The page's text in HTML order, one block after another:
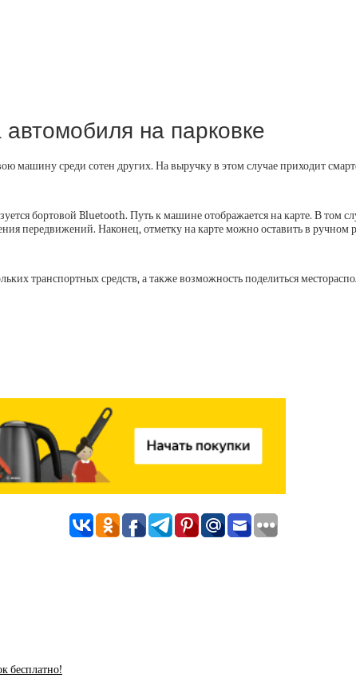
на парковке
машину среди сотен других. На выручку в этом случае приходит
бортовой Bluetooth. Путь к машине отображается на карте. В том
передвижений. Наконец, отметку на карте можно оставить в ручном
транспортных средств, а также возможность поделиться
бесплатно!